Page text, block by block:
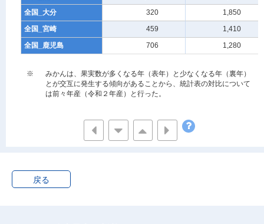
全国_大分
320
1,850
全国_宮崎
459
1,410
全国_鹿児島
706 1,280
※
みかんは、果実数が多くなる年（表年）と少なくなる年（裏年）
とが交互に発生する傾向があることから、統計表の対比について
は前々年産（令和２年産）と行った。
戻る